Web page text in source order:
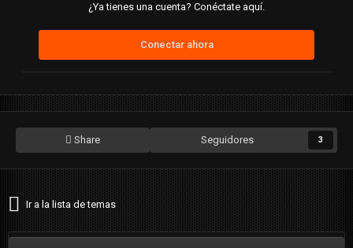
¿Ya tienes una cuenta? Conéctate aquí.
Conectar ahora
Share Seguidores 3
Ir a la lista de temas